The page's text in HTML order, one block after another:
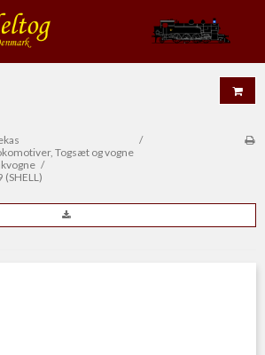
Togsæt og vogne
/
/
(SHELL)